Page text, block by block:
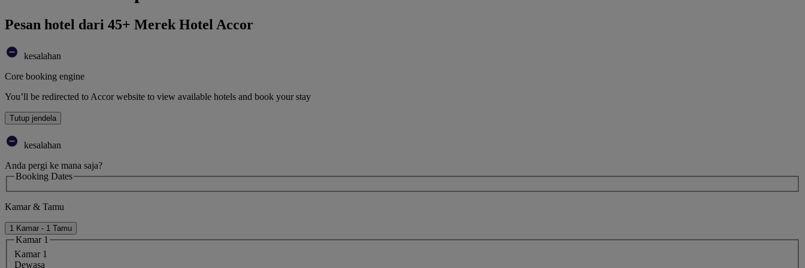
Pesan hotel dari 45+ Merek Hotel Accor
kesalahan
Core booking engine
You’ll be redirected to Accor website to view available hotels and book your stay
Tutup jendela
kesalahan
Anda pergi ke mana saja?
Booking Dates
Kamar & Tamu
1 Kamar - 1 Tamu
Kamar 1
Kamar 1
Dewasa